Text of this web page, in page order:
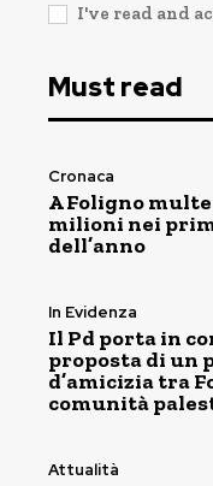
I've read and
Must read
Cronaca
A Foligno multe
milioni nei
dell’anno
In Evidenza
Il Pd porta in
proposta di un
d’amicizia tra
comunità
Attualità